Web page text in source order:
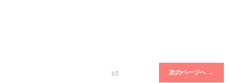
1/2 次のページへ →